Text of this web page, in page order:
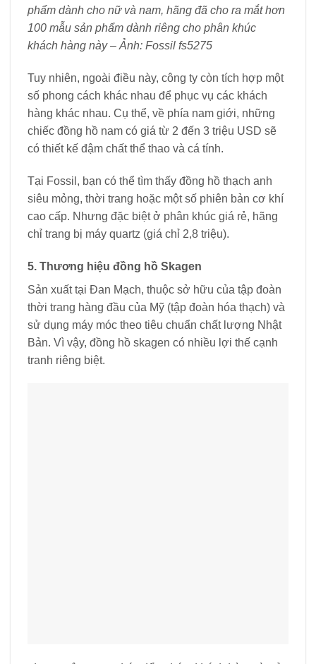
phẩm dành cho nữ và nam, hãng đã cho ra mắt hơn
100 mẫu sản phẩm dành riêng cho phân khúc
khách hàng này – Ảnh: Fossil fs5275
Tuy nhiên, ngoài điều này, công ty còn tích hợp một
số phong cách khác nhau để phục vụ các khách
hàng khác nhau. Cụ thể, về phía nam giới, những
chiếc đồng hồ nam có giá từ 2 đến 3 triệu USD sẽ
có thiết kế đậm chất thể thao và cá tính.
Tại Fossil, bạn có thể tìm thấy đồng hồ thạch anh
siêu mỏng, thời trang hoặc một số phiên bản cơ khí
cao cấp. Nhưng đặc biệt ở phân khúc giá rẻ, hãng
chỉ trang bị máy quartz (giá chỉ 2,8 triệu).
5. Thương hiệu đồng hồ Skagen
Sản xuất tại Đan Mạch, thuộc sở hữu của tập đoàn
thời trang hàng đầu của Mỹ (tập đoàn hóa thạch) và
sử dụng máy móc theo tiêu chuẩn chất lượng Nhật
Bản. Vì vậy, đồng hồ skagen có nhiều lợi thế cạnh
tranh riêng biệt.